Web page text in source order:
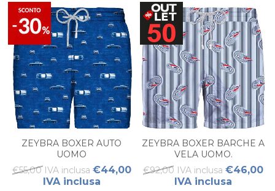
ZEYBRA BOXER AUTO
UOMO
€55,00 IVA inclusa €44,00
IVA inclusa
ZEYBRA BOXER BARCHE A
VELA UOMO.
€92,00 IVA inclusa €46,00
IVA inclusa